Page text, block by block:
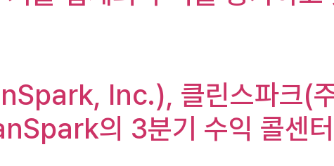
Inc.), 클린스파크(
의 3분기 수익 콜센터